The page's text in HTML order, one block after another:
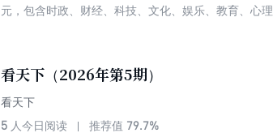
元，包含时政、财经、科技、文化、娱乐、教育、心
看天下（2026年第5期）
看天下
5 人今日阅读 推荐值 79.7%